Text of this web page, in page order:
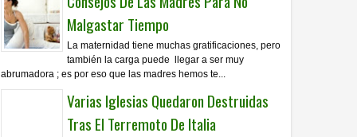
Malgastar Tiempo
La maternidad tiene muchas gratificaciones, pero
también la carga puede llegar a ser muy
abrumadora ; es por eso que las madres hemos te...
Varias Iglesias Quedaron Destruidas
Tras El Terremoto De Italia